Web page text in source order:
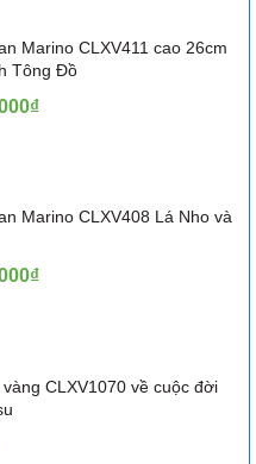
Marino CLXV411 cao 26cm
Tông Đồ
Marino CLXV408 Lá Nho và
CLXV1070 về cuộc đời